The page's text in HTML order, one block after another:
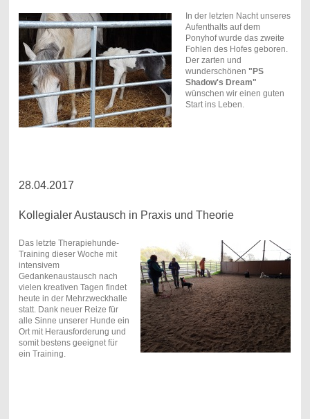
In der letzten Nacht unseres
Aufenthalts auf dem
Ponyhof wurde das zweite
Fohlen des Hofes geboren.
Der zarten und
wunderschönen "PS
Shadow's Dream"
wünschen wir einen guten
Start ins Leben.
28.04.2017
Kollegialer Austausch in Praxis und Theorie
Das letzte Therapiehunde-
Training dieser Woche mit
intensivem
Gedankenaustausch nach
vielen kreativen Tagen findet
heute in der Mehrzweckhalle
statt. Dank neuer Reize für
alle Sinne unserer Hunde ein
Ort mit Herausforderung und
somit bestens geeignet für
ein Training.